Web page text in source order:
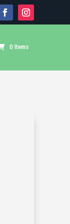
0 Items